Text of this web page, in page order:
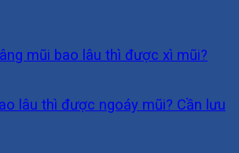
mũi bao lâu thì được xì mũi?
lâu thì được ngoáy mũi? Cần lưu